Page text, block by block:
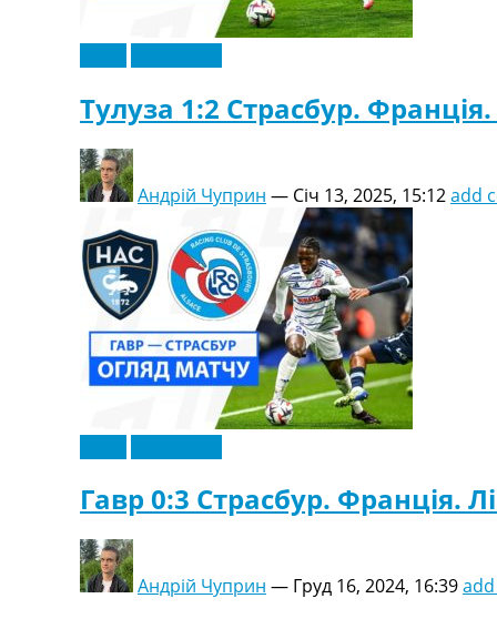
Тулуза 1:2 Страсбур. Франція.
Андрій Чуприн — Січ 13, 2025, 15:12add
Гавр 0:3 Страсбур. Франція.
Андрій Чуприн — Груд 16, 2024, 16:39